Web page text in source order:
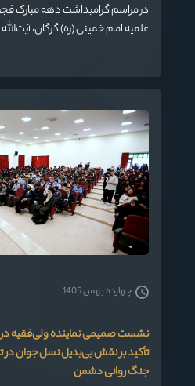
در مراسم گرامیداشت دهه مبارک
علمیه امام خمینی (ره) گرگان،
نماینده ولی‌فقیه در گلستان و امام
اهمیت عمل و تواضع در کنار علم،
باشد.»
نشست صمیمی نماینده ولی‌فقیه در
تأکید بر نقش بی‌بدیل نسل جوان در
جنگ روانی دشمن
چهارده بهمن 1405